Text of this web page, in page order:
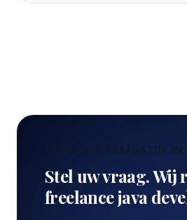
CONCREET VRAAGSTUK IN
Stel uw vraag. Wij
freelance java